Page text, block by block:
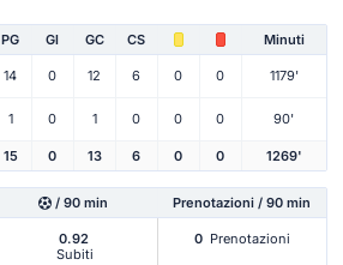
PG Gl GC CS
Minuti
14 0 12 6 0 0 1179'
1 0 1 0 0 0 90'
15 0 13 6 0 0 1269'
/ 90 min Prenotazioni / 90 min
0.92
Subiti
0 Prenotazioni